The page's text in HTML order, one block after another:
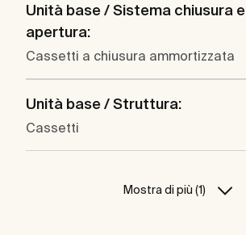
Unità base / Sistema chiusura e
apertura:
Cassetti a chiusura ammortizzata
Unità base / Struttura:
Cassetti
Mostra di più (1)